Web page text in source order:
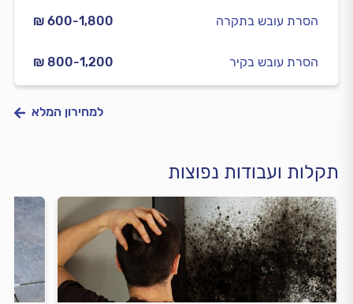
₪ 600-1,800 הסרת עובש בתקרה
₪ 800-1,200 הסרת עובש בקיר
למחירון המלא
תקלות ועבודות נפוצות